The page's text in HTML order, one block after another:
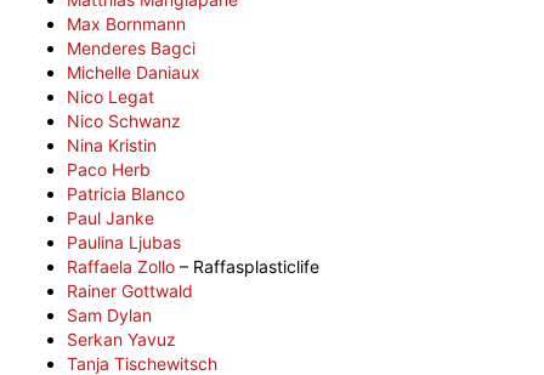
Max Bornmann
Menderes Bagci
Michelle Daniaux
Nico Legat
Nico Schwanz
Nina Kristin
Paco Herb
Patricia Blanco
Paul Janke
Paulina Ljubas
Raffaela Zollo – Raffasplasticlife
Rainer Gottwald
Sam Dylan
Serkan Yavuz
Tanja Tischewitsch